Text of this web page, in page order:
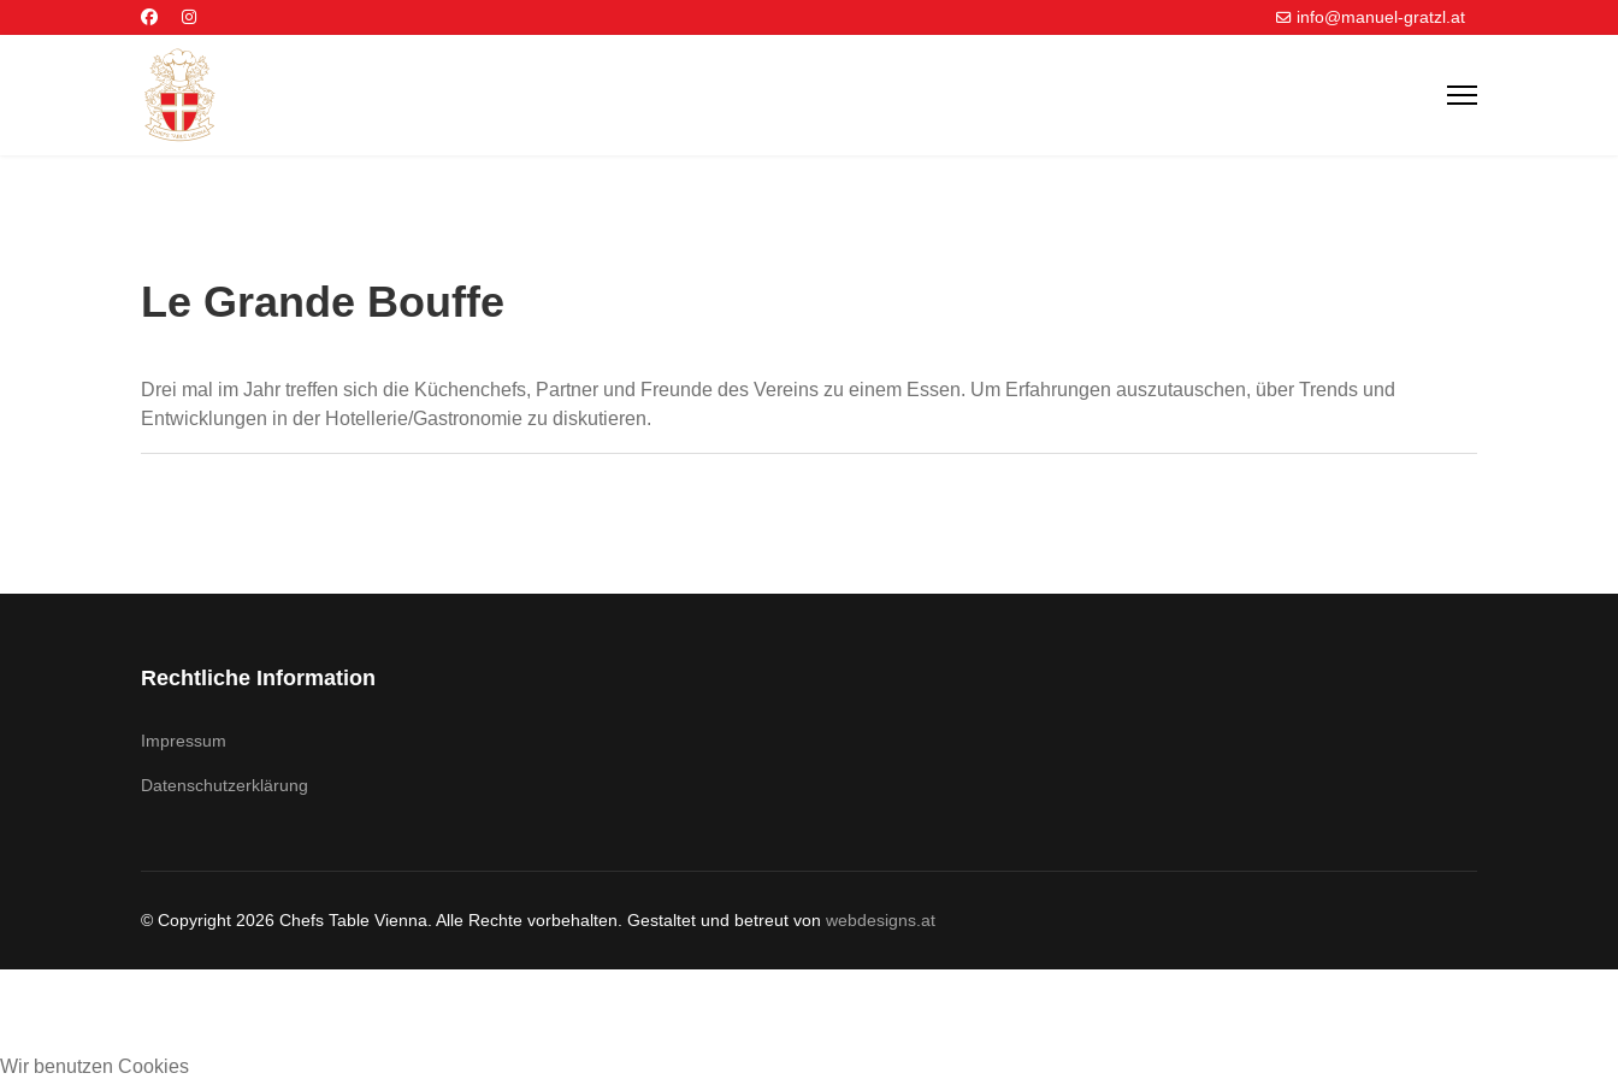
info@manuel-gratzl.at
Le Grande Bouffe
Drei mal im Jahr treffen sich die Küchenchefs, Partner und Freunde des Vereins zu einem Essen. Um Erfahrungen auszutauschen, über Trends und
Entwicklungen in der Hotellerie/Gastronomie zu diskutieren.
Rechtliche Information
Impressum
Datenschutzerklärung
© Copyright 2026 Chefs Table Vienna. Alle Rechte vorbehalten. Gestaltet und betreut von webdesigns.at
Wir benutzen Cookies